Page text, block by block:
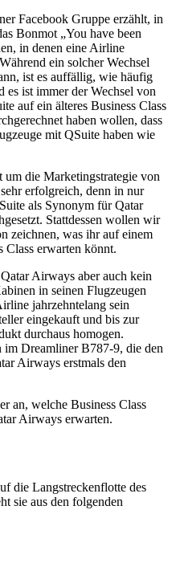
Facebook Gruppe erzählt, in
Bonmot „You have been
in denen eine Airline
ein solcher Wechsel
ist es auffällig, wie häufig
es ist immer der Wechsel von
auf ein älteres Business Class
haben wollen, dass
mit QSuite haben wie
die Marketingstrategie von
erfolgreich, denn in nur
als Synonym für Qatar
Stattdessen wollen wir
zeichnen, was ihr auf einem
Class erwarten könnt.
Airways aber auch kein
in seinen Flugzeugen
jahrzehntelang sein
eingekauft und bis zur
durchaus homogen.
im Dreamliner B787-9, die den
Airways erstmals den
an, welche Business Class
Airways erwarten.
die Langstreckenflotte des
sie aus den folgenden